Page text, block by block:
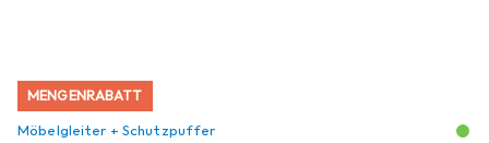
MENGENRABATT
Möbelgleiter + Schutzpuffer